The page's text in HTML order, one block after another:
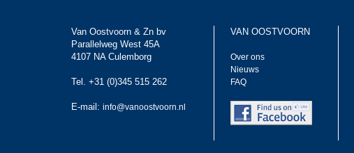
Van Oostvoorn & Zn bv
Parallelweg West 45A
4107 NA Culemborg
Tel. +31 (0)345 515 262
E-mail: info@vanoostvoorn.nl
VAN OOSTVOORN
Over ons
Nieuws
FAQ